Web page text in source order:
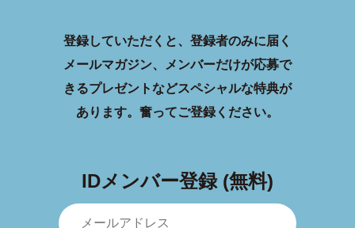
登録していただくと、登録者のみに届く
メールマガジン、メンバーだけが応募で
きるプレゼントなどスペシャルな特典が
あります。 奮ってご登録ください。
IDメンバー登録 (無料)